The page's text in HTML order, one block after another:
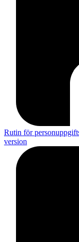
Rutin för
version